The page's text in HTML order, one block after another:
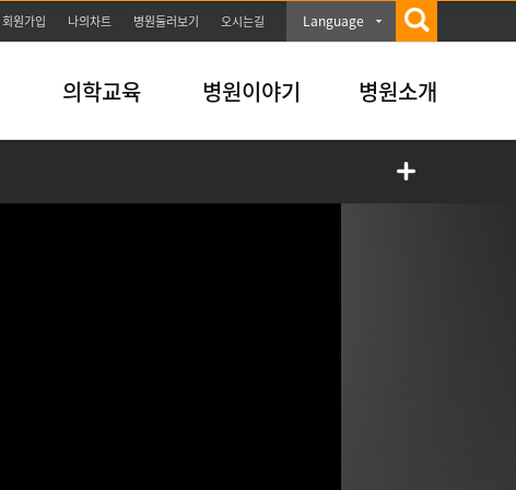
회원가입 나의차트 병원둘러보기 오시는길 Language
의학교육 병원이야기 병원소개